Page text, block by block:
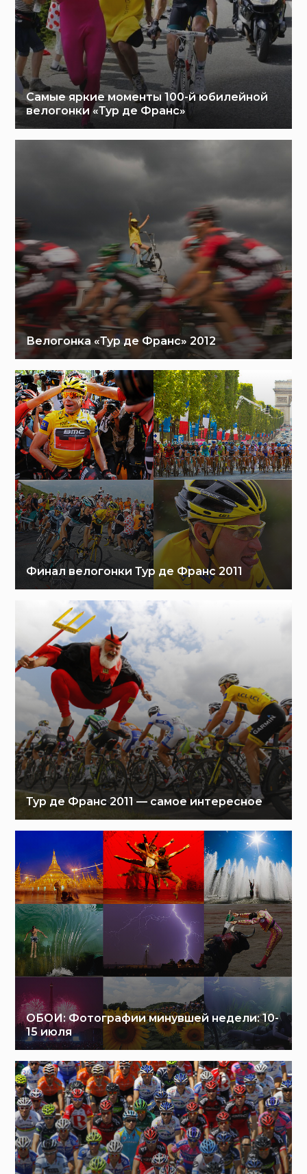
Самые яркие моменты 100-й юбилейной
велогонки «Тур де Франс»
Велогонка «Тур де Франс» 2012
Финал велогонки Тур де Франс 2011
Тур де Франс 2011 — самое интересное
ОБОИ: Фотографии минувшей недели: 10-
15 июля